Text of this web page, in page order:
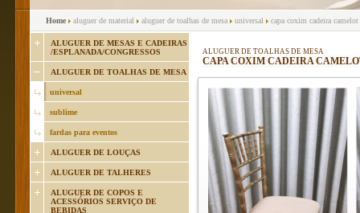
Home aluguer de material aluguer de toalhas de mesa universal capa coxim cadeira camelot
ALUGUER DE MESAS E CADEIRAS
/ESPLANADA/CONGRESSOS
ALUGUER DE TOALHAS DE MESA
universal
sublime
fardas para eventos
ALUGUER DE LOUÇAS
ALUGUER DE TALHERES
ALUGUER DE COPOS E
ACESSÓRIOS SERVIÇO DE
BEBIDAS
ALUGUER DE TOALHAS DE MESA
CAPA COXIM CADEIRA